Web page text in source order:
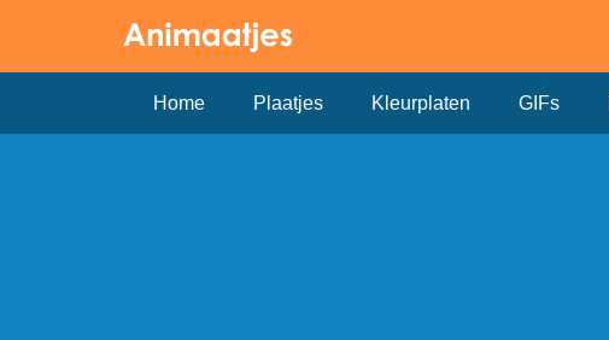
Home Plaatjes Kleurplaten GIFs